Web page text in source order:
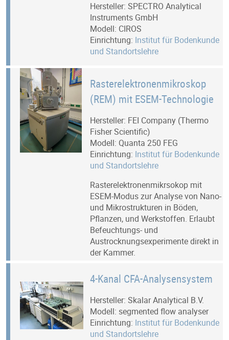
Hersteller: SPECTRO Analytical
Instruments GmbH
Modell: CIROS
Einrichtung: Institut für Bodenkunde
und Standortslehre
Rasterelektronenmikroskop
(REM) mit ESEM-Technologie
Hersteller: FEI Company (Thermo
Fisher Scientific)
Modell: Quanta 250 FEG
Einrichtung: Institut für Bodenkunde
und Standortslehre
Rasterelektronenmikrsokop mit
ESEM-Modus zur Analyse von Nano-
und Mikrostrukturen in Böden,
Pflanzen, und Werkstoffen. Erlaubt
Befeuchtungs- und
Austrocknungsexperimente direkt in
der Kammer.
4-Kanal CFA-Analysensystem
Hersteller: Skalar Analytical B.V.
Modell: segmented flow analyser
Einrichtung: Institut für Bodenkunde
und Standortslehre